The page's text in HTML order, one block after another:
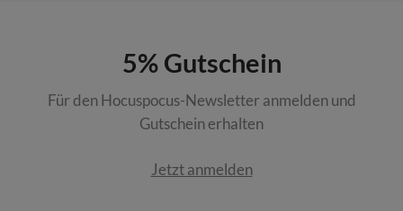
5% Gutschein
Für den Hocuspocus-Newsletter anmelden und
Gutschein erhalten
Jetzt anmelden